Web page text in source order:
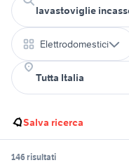
Elettrodomestici
Salva ricerca
146 risultati